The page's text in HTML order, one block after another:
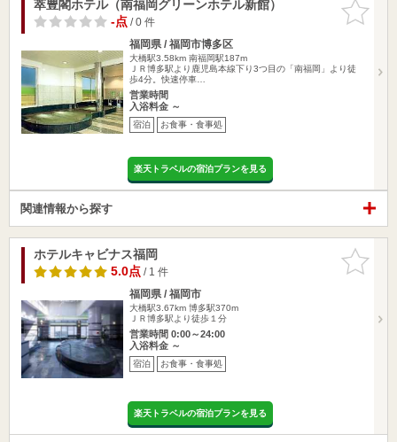
お気に入
りに追加
萃豊閣ホテル（南福岡グリーンホテル新館）
-点/ 0 件
福岡県 / 福岡市博多区
大橋駅3.58km 南福岡駅187m
ＪＲ博多駅より鹿児島本線下り3つ目の「南福岡」より徒
歩4分。快速停車…
営業時間
入浴料金 ～
宿泊 お食事・食事処
楽天トラベルの宿泊プランを見る
関連情報から探す
お気に入
りに追加
ホテルキャビナス福岡
5.0点/ 1 件
福岡県 / 福岡市
大橋駅3.67km 博多駅370m
ＪＲ博多駅より徒歩１分
営業時間 0:00～24:00
入浴料金 ～
宿泊 お食事・食事処
楽天トラベルの宿泊プランを見る